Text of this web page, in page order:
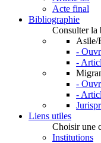
Acte final
Bibliographie
Consulter la
Asile/
-
-
-
-
Liens utiles
Choisir une
Institutions